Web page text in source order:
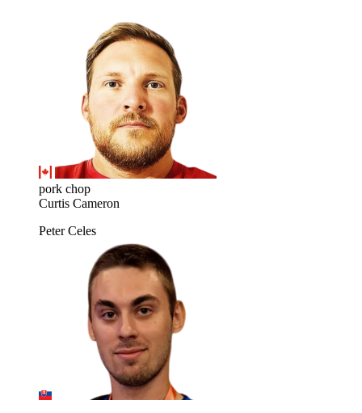
pork chop
Curtis Cameron
Peter Celes